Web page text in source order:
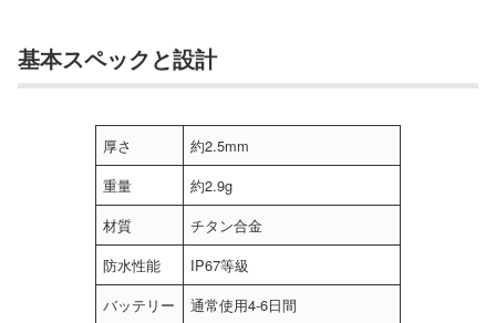
基本スペックと設計
厚さ
約2.5mm
重量
約2.9g
材質
チタン合金
防水性能
IP67等級
バッテリー
通常使用4-6日間